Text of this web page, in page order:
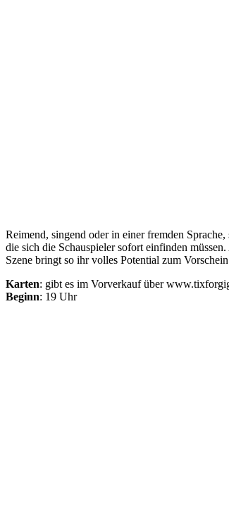
Reimend, singend oder in einer fremden
die sich die Schauspieler sofort einfinden
Szene bringt so ihr volles Potential zum
Karten: gibt es im Vorverkauf über
Beginn: 19 Uhr